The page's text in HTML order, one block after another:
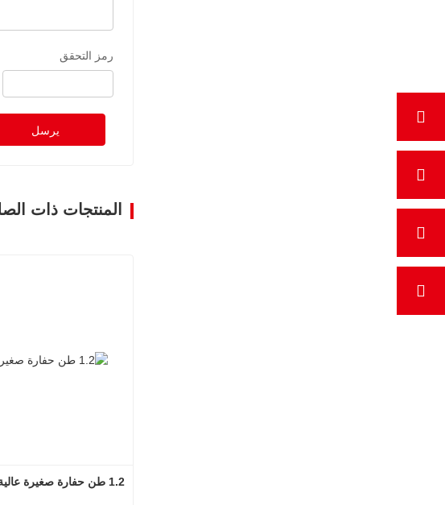
رمز التحقق
يرسل
المنتجات ذات
1.2 طن حفارة صغيرة عالية الأداء